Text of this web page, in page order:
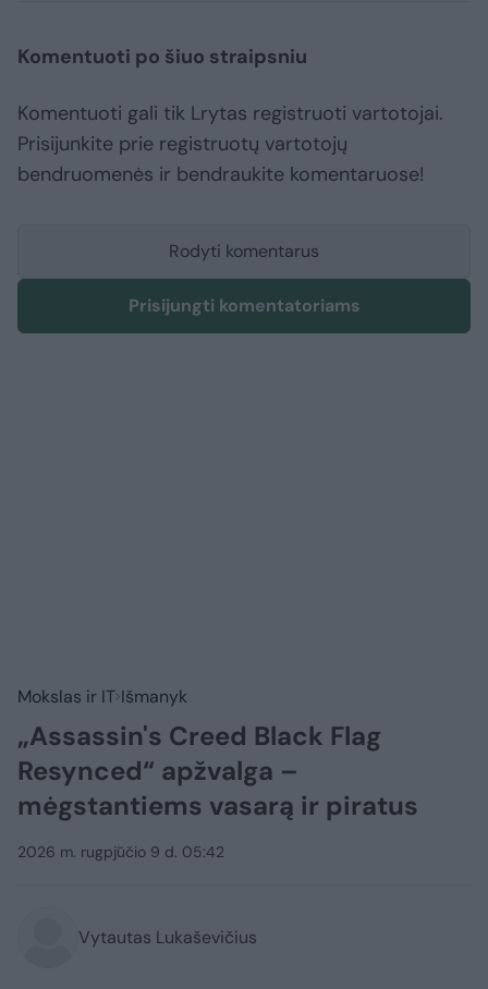
Komentuoti po šiuo straipsniu
Komentuoti gali tik Lrytas registruoti vartotojai.
Prisijunkite prie registruotų vartotojų
bendruomenės ir bendraukite komentaruose!
Rodyti komentarus
Prisijungti komentatoriams
Mokslas ir IT Išmanyk
„Assassin's Creed Black Flag
Resynced“ apžvalga –
mėgstantiems vasarą ir piratus
2026 m. rugpjūčio 9 d. 05:42
Vytautas Lukaševičius